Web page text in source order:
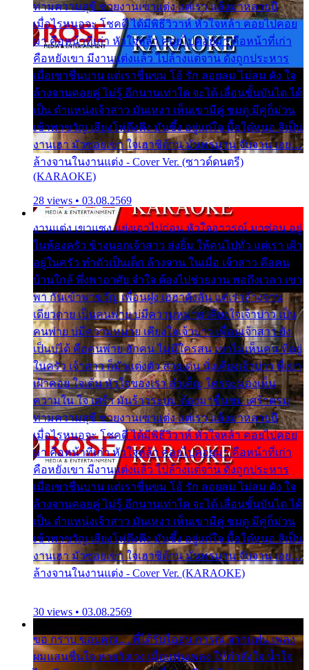
ท่ามความสุขี ช่วยงานเขาแต่ง แต่เรา แล้งมาหลายปี
เมื่อไรหนอจะ โชคดี ได้มีพิธีวิวาห์ หัวใจหล้า คอยไปคอย
มา คือหน้าที่เก่า หัวใจหล้า คอยไปคอยมา คือหน้าที่เก่า
คือหยังเขา มีงานแต่งแล้ว ไปล้างแต่จาน ดั่งถูกประหาร
เมื่อเขาชื่นบาน แต่เราขื่นขม โอ้ รัก ลอยลม ไม่สม ดัง ใจ
ล้างจานคอยคู่ ไม่รู้ อีกนานเท่าใด จะได้ เลื่อนขั้นบันได ได้
เป็น ตำแหน่งเจ้าสาว มันเหงา เห็นเขามีคู่ ซมดู มีคู่ก็ม่วน
เข้าพาขวัญ เสียงโห่ตึงตึง มันซึ้ง อยู่แก่ใจ มื้อใด๋หนอ สิเป็น
งานเฮา มัวซอยเขา ใจเฮาซิด้าน มันทรมาน จับจาน เอย…
ล้างจานในงานแต่ง - Cover Ver. (ซาวด์ดนตรี)
(KARAOKE)
28 views • 03.08.2569
งานแต่ง เขาแซง แย่งเอาไปก่อน หัวใจอาวรณ์ มาซ่อน อยู่
ในห้องครัว ข้างนอกเจ้าสาว ส่งยิ้ม ให้คนไปทั่ว แต่เรา เฝ้า
อยู่ในครัว ทำตัวเป็นเด็ก ล้างจาน ในเมื่อ เจ้าสาว คือคน
บ้านใกล้ พึ่งพาอาศัย จำใจ ต้องไปช่วยงาน พอถึงเวลา เขา
พา กันเข้าพาขวัญ เพื่อนฝูง เฮฮาดังลั่น แต่เราล้างจาน
เดียวดาย เป็นคนพ่าย บ่มีความหมาย เคียงใจเจ้าบ่าว เป็น
คนพ่าย บ่มีความหมาย เคียงใจเจ้าบ่าว เพื่อนเจ้าสาว ยัง
เป็นบ่ได้ คือคนพ่าย ฮักคน ไม่มีใครสน เขาไม่เห็นคน ที่อยู่
ในครัว เจ้าสาว ก็มัวแต่งตัว สวยเด่น นั่งเคียงเจ้าบ่าว ที่เขา
เฝ้าคอย ใจเต้น หัวใจของเรา ลำเค็ญ ใครจะมองเห็น
ความใน ใจ เศร้า มันร้าวระบม ต้องมาขื่นขม เศร้าตรม
ท่ามความสุขี ช่วยงานเขาแต่ง แต่เรา แล้งมาหลายปี
เมื่อไรหนอจะ โชคดี ได้มีพิธีวิวาห์ หัวใจหล้า คอยไปคอย
มา คือหน้าที่เก่า หัวใจหล้า คอยไปคอยมา คือหน้าที่เก่า
คือหยังเขา มีงานแต่งแล้ว ไปล้างแต่จาน ดั่งถูกประหาร
เมื่อเขาชื่นบาน แต่เราขื่นขม โอ้ รัก ลอยลม ไม่สม ดัง ใจ
ล้างจานคอยคู่ ไม่รู้ อีกนานเท่าใด จะได้ เลื่อนขั้นบันได ได้
เป็น ตำแหน่งเจ้าสาว มันเหงา เห็นเขามีคู่ ซมดู มีคู่ก็ม่วน
เข้าพาขวัญ เสียงโห่ตึงตึง มันซึ้ง อยู่แก่ใจ มื้อใด๋หนอ สิเป็น
งานเฮา มัวซอยเขา ใจเฮาซิด้าน มันทรมาน จับจาน เอย…
ล้างจานในงานแต่ง - Cover Ver. (KARAOKE)
30 views • 03.08.2569
ขอ กราบ ขอบคุณ.... ที่ได้รับไออุ่น การุณ จากแฟน เพลง
ผมแสนชื่นใจ หายวังเวง เมื่อแฟนเพลง ให้กำลังใจ น้ำใจ